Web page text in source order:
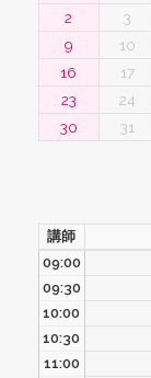
2
3
9
10
16
17
23
24
30
31
講師
09:00
09:30
10:00
10:30
11:00